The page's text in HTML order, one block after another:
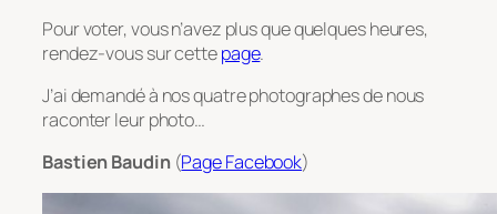
Pour voter, vous n’avez plus que quelques heures,
rendez-vous sur cettepage.
J’ai demandé à nos quatre photographes de nous
raconter leur photo…
Bastien Baudin(Page Facebook)